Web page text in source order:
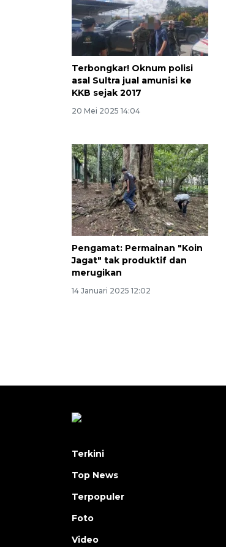
Terbongkar! Oknum polisi
asal Sultra jual amunisi ke
KKB sejak 2017
20 Mei 2025 14:04
Pengamat: Permainan "Koin
Jagat" tak produktif dan
merugikan
14 Januari 2025 12:02
Terkini
Top News
Terpopuler
Foto
Video